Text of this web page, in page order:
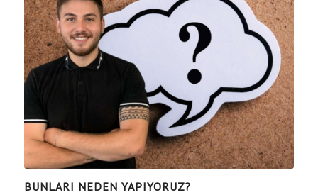
BUNLARI NEDEN YAPIYORUZ?